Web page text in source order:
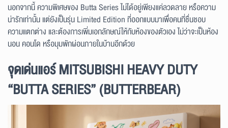
นอกจากนี้ ความพิเศษของ Butta Series ไม่ได้อยู่เพียงแค่ลวดลาย หรือความ
น่ารักเท่านั้น แต่ยังเป็นรุ่น Limited Edition ที่ออกแบบมาเพื่อคนที่ชื่นชอบ
ความแตกต่าง และต้องการเพิ่มเอกลักษณ์ให้กับห้องของตัวเอง ไม่ว่าจะเป็นห้อง
นอน คอนโด หรือมุมพักผ่อนภายในบ้านอีกด้วย
จุดเด่นแอร์ MITSUBISHI HEAVY DUTY
“BUTTA SERIES” (BUTTERBEAR)